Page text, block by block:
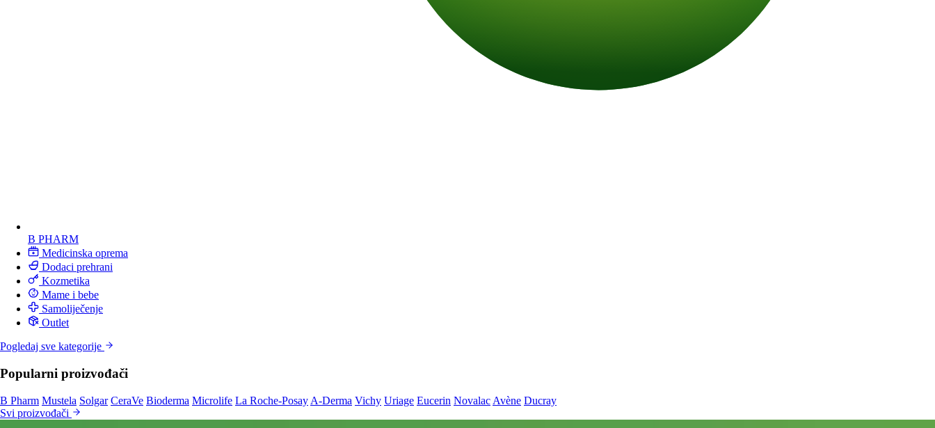
B PHARM
Medicinska oprema
Dodaci prehrani
Kozmetika
Mame i bebe
Samoliječenje
Outlet
Pogledaj sve kategorije
Popularni proizvođači
B Pharm Mustela Solgar CeraVe Bioderma Microlife La Roche-Posay A-Derma Vichy Uriage Eucerin Novalac Avène Ducray
Svi proizvođači